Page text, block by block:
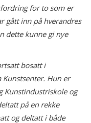
for to som er
gått inn på hverandres
dette kunne gi nye
bosatt i
Kunstsenter. Hun er
Kunstindustriskole og
på en rekke
og deltatt i både